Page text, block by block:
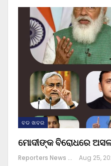
ବଡ ଖବର
ମୋଦୀଙ୍କ ବିରୋଧରେ
Reporters News Agency Aug 25,